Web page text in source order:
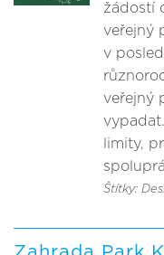
žádostí
veřejný
v
veřejný
limity,
Štítky: